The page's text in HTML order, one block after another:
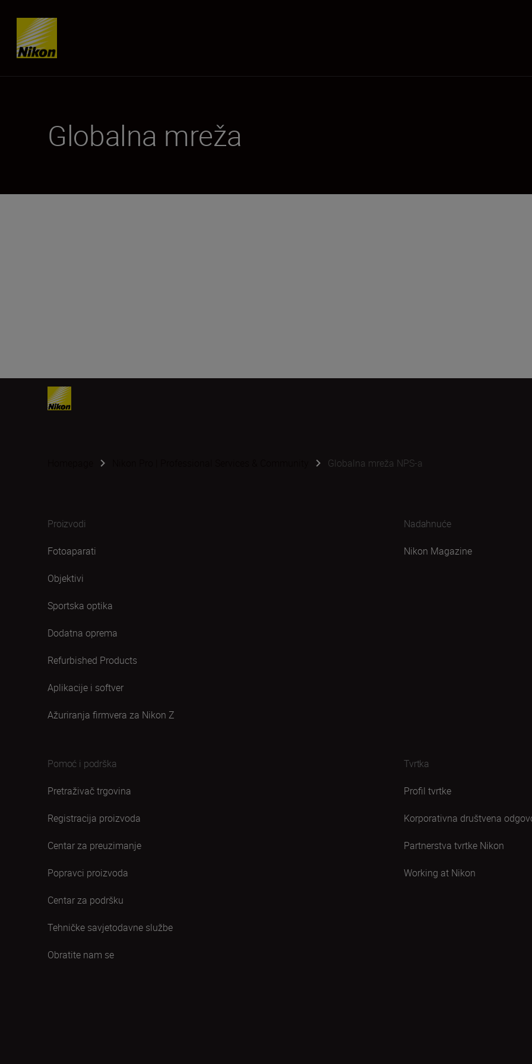
Skip content
Globalna mreža
Globalna mreža NPS-a
Proizvodi
Fotoaparati
Objektivi
Sportska optika
Dodatna oprema
Refurbished Products
Aplikacije i softver
Ažuriranja firmvera za Nikon Z
Nadahnuće
Nikon Magazine
Pomoć i podrška
Pretraživač trgovina
Registracija proizvoda
Centar za preuzimanje
Popravci proizvoda
Centar za podršku
Tehničke savjetodavne službe
Obratite nam se
Tvrtka
Profil tvrtke
Korporativna društvena
Partnerstva tvrtke Nikon
Working at Nikon